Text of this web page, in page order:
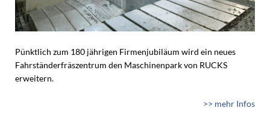
Pünktlich zum 180 jährigen Firmenjubiläum wird ein neues
Fahrständerfräszentrum den Maschinenpark von RUCKS
erweitern.
>> mehr Infos